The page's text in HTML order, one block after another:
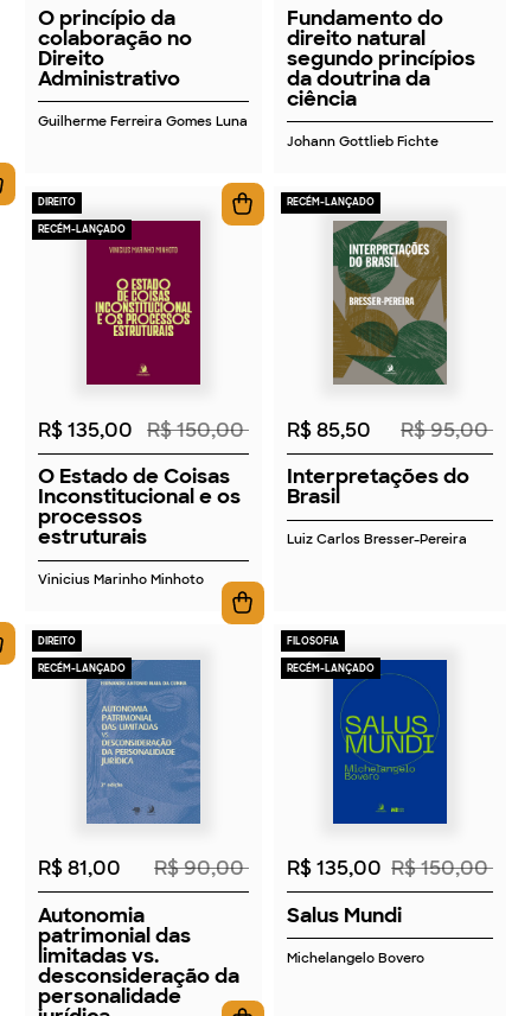
O princípio da
colaboração no
Direito
Administrativo
Guilherme Ferreira Gomes Luna
Fundamento do
direito natural
segundo princípios
da doutrina da
ciência
Johann Gottlieb Fichte
DIREITO
RECÉM-LANÇADO
2026
R$ 135,00 R$ 150,00
O Estado de Coisas
Inconstitucional e os
processos
estruturais
Vinicius Marinho Minhoto
RECÉM-LANÇADO
2026
R$ 85,50
R$ 95,00
Interpretações do
Brasil
Luiz Carlos Bresser-Pereira
DIREITO
RECÉM-LANÇADO
2026
R$ 81,00
R$ 90,00
Autonomia
patrimonial das
limitadas vs.
desconsideração da
personalidade
FILOSOFIA
RECÉM-LANÇADO
2026
R$ 135,00 R$ 150,00
Salus Mundi
Michelangelo Bovero